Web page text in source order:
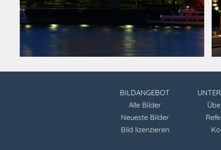
BILDANGEBOT
Alle Bilder
Neueste Bilder
Bild lizenzieren